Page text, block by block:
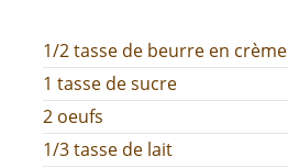
1/2 tasse de beurre en crème
1 tasse de sucre
2 oeufs
1/3 tasse de lait